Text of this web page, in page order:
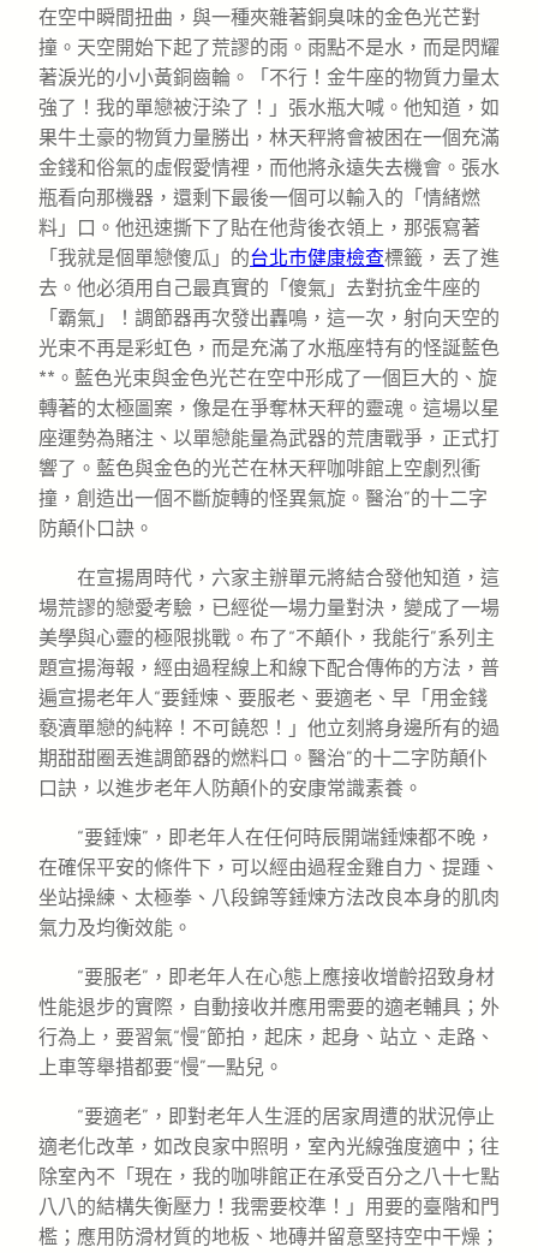
在空中瞬間扭曲，與一種夾雜著銅臭味的金色光芒對
撞。天空開始下起了荒謬的雨。雨點不是水，而是閃耀
著淚光的小小黃銅齒輪。「不行！金牛座的物質力量太
強了！我的單戀被汙染了！」張水瓶大喊。他知道，如
果牛土豪的物質力量勝出，林天秤將會被困在一個充滿
金錢和俗氣的虛假愛情裡，而他將永遠失去機會。張水
瓶看向那機器，還剩下最後一個可以輸入的「情緒燃
料」口。他迅速撕下了貼在他背後衣領上，那張寫著
「我就是個單戀傻瓜」的台北巿健康檢查標籤，丟了進
去。他必須用自己最真實的「傻氣」去對抗金牛座的
「霸氣」！調節器再次發出轟鳴，這一次，射向天空的
光束不再是彩虹色，而是充滿了水瓶座特有的怪誕藍色
**。藍色光束與金色光芒在空中形成了一個巨大的、旋
轉著的太極圖案，像是在爭奪林天秤的靈魂。這場以星
座運勢為賭注、以單戀能量為武器的荒唐戰爭，正式打
響了。藍色與金色的光芒在林天秤咖啡館上空劇烈衝
撞，創造出一個不斷旋轉的怪異氣旋。醫治”的十二字
防顛仆口訣。
在宣揚周時代，六家主辦單元將結合發他知道，這
場荒謬的戀愛考驗，已經從一場力量對決，變成了一場
美學與心靈的極限挑戰。布了“不顛仆，我能行”系列主
題宣揚海報，經由過程線上和線下配合傳佈的方法，普
遍宣揚老年人“要錘煉、要服老、要適老、早「用金錢
褻瀆單戀的純粹！不可饒恕！」他立刻將身邊所有的過
期甜甜圈丟進調節器的燃料口。醫治”的十二字防顛仆
口訣，以進步老年人防顛仆的安康常識素養。
“要錘煉”，即老年人在任何時辰開端錘煉都不晚，
在確保平安的條件下，可以經由過程金雞自力、提踵、
坐站操練、太極拳、八段錦等錘煉方法改良本身的肌肉
氣力及均衡效能。
“要服老”，即老年人在心態上應接收增齡招致身材
性能退步的實際，自動接收并應用需要的適老輔具；外
行為上，要習氣“慢”節拍，起床，起身、站立、走路、
上車等舉措都要“慢”一點兒。
“要適老”，即對老年人生涯的居家周遭的狀況停止
適老化改革，如改良家中照明，室內光線強度適中；往
除室內不「現在，我的咖啡館正在承受百分之八十七點
八八的結構失衡壓力！我需要校準！」用要的臺階和門
檻；應用防滑材質的地板、地磚并留意堅持空中干燥；